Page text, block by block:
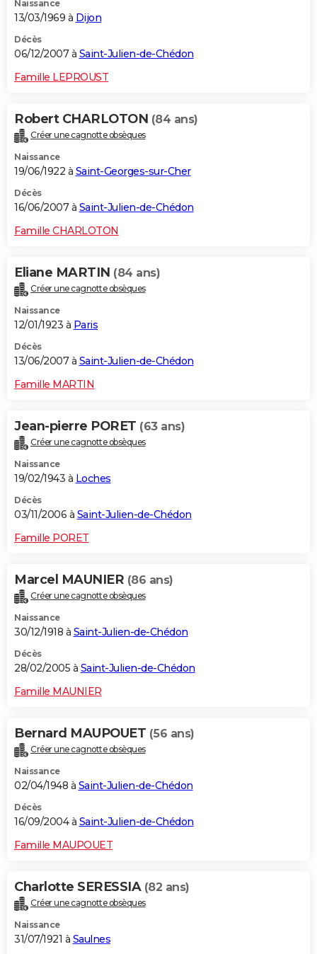
Naissance
13/03/1969 à Dijon
Décès
06/12/2007 à Saint-Julien-de-Chédon
Famille LEPROUST
Robert CHARLOTON (84 ans)
Créer une cagnotte obsèques
Naissance
19/06/1922 à Saint-Georges-sur-Cher
Décès
16/06/2007 à Saint-Julien-de-Chédon
Famille CHARLOTON
Eliane MARTIN (84 ans)
Créer une cagnotte obsèques
Naissance
12/01/1923 à Paris
Décès
13/06/2007 à Saint-Julien-de-Chédon
Famille MARTIN
Jean-pierre PORET (63 ans)
Créer une cagnotte obsèques
Naissance
19/02/1943 à Loches
Décès
03/11/2006 à Saint-Julien-de-Chédon
Famille PORET
Marcel MAUNIER (86 ans)
Créer une cagnotte obsèques
Naissance
30/12/1918 à Saint-Julien-de-Chédon
Décès
28/02/2005 à Saint-Julien-de-Chédon
Famille MAUNIER
Bernard MAUPOUET (56 ans)
Créer une cagnotte obsèques
Naissance
02/04/1948 à Saint-Julien-de-Chédon
Décès
16/09/2004 à Saint-Julien-de-Chédon
Famille MAUPOUET
Charlotte SERESSIA (82 ans)
Créer une cagnotte obsèques
Naissance
31/07/1921 à Saulnes